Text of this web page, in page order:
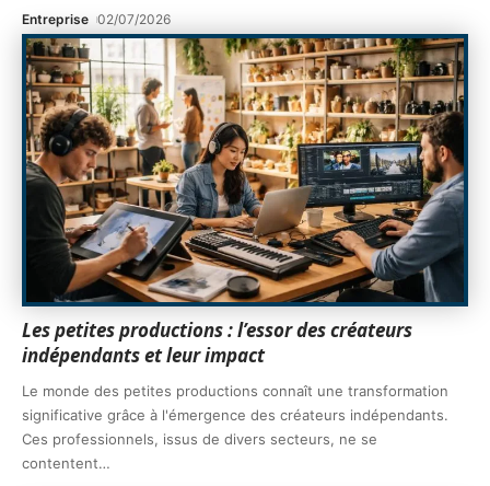
Entreprise 02/07/2026
Les petites productions : l’essor des créateurs
indépendants et leur impact
Le monde des petites productions connaît une transformation
significative grâce à l'émergence des créateurs indépendants.
Ces professionnels, issus de divers secteurs, ne se
contentent…